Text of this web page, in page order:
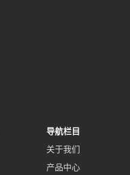
导航栏目
关于我们
产品中心